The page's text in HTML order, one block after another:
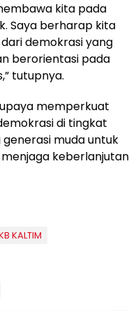
kita pada
Saya berharap kita
demokrasi yang
berorientasi pada
tutupnya.
memperkuat
di tingkat
muda untuk
keberlanjutan
KALTIM